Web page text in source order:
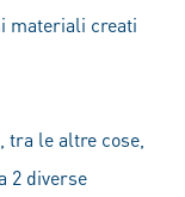
materiali creati
le altre cose,
2 diverse